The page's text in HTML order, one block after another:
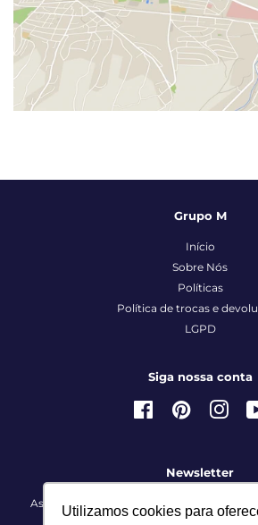
Utilizamos cookies para
Grupo M
Início
Sobre Nós
Políticas
Política de trocas e
LGPD
Siga nossa conta
FacebookPinterest
Newsletter
Assine nossa lista VIP e receba
primeira mão!